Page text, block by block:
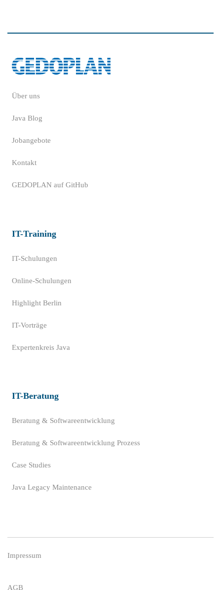
Über uns
Java Blog
Jobangebote
Kontakt
GEDOPLAN auf GitHub
IT-Training
IT-Schulungen
Online-Schulungen
Highlight Berlin
IT-Vorträge
Expertenkreis Java
IT-Beratung
Beratung & Softwareentwicklung
Beratung & Softwareentwicklung Prozess
Case Studies
Java Legacy Maintenance
Impressum
AGB